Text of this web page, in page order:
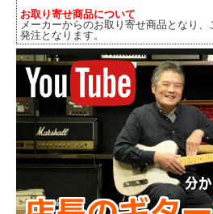
お取り寄せ商品について
メーカーからのお取り寄せ商品となり
発注となります。